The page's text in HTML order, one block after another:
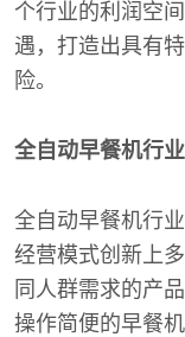
个行业的利润空
遇，打造出具有
险。
全自动早餐机行
全自动早餐机行
经营模式创新上
同人群需求的产
操作简便的早餐